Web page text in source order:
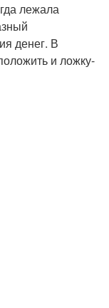
лежала
денег. В
и ложку-